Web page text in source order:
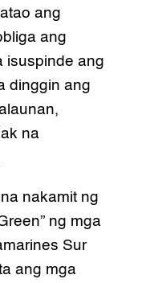
ang
ang
isuspinde ang
dinggin ang
na
nakamit ng
ng mga
Sur
ang mga